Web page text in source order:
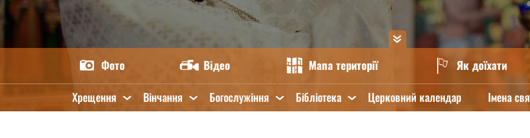
Фото Відео Мапа території Як доїхати
Хрещення Вінчання Богослужіння Бібліотека Церковний календар Імена